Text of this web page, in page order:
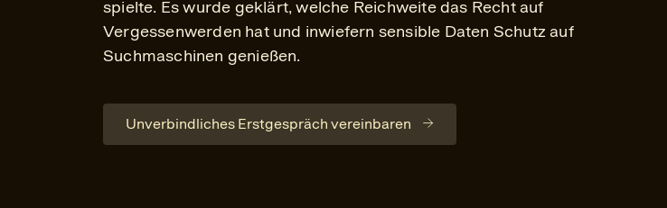
spielte. Es wurde geklärt, welche Reichweite das Recht auf
Vergessenwerden hat und inwiefern sensible Daten Schutz auf
Suchmaschinen genießen.
Unverbindliches Erstgespräch vereinbaren